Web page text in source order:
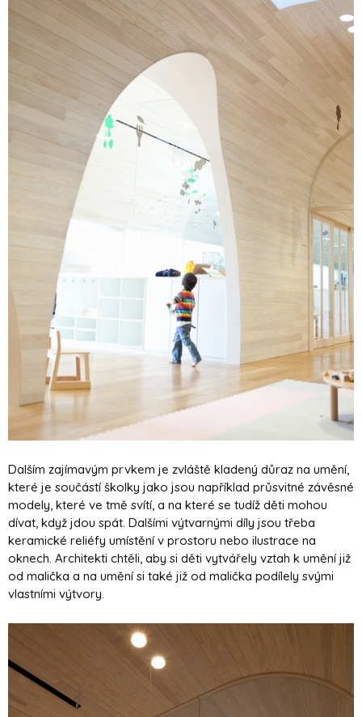
Dalším zajímavým prvkem je zvláště kladený důraz na umění,
které je součástí školky jako jsou například průsvitné závěsné
modely, které ve tmě svítí, a na které se tudíž děti mohou
dívat, když jdou spát. Dalšími výtvarnými díly jsou třeba
keramické reliéfy umístění v prostoru nebo ilustrace na
oknech. Architekti chtěli, aby si děti vytvářely vztah k umění již
od malička a na umění si také již od malička podílely svými
vlastními výtvory.